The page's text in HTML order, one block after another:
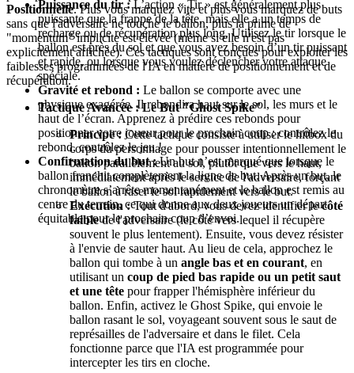
Puissance du tir :L’action « Tir » est généralement plus
puissante que la frappe de la tête, mais elle a un temps de
recharge ou de récupération plus long. Utilisez le tir lorsque le
ballon est près du sol et que vous avez besoin d’un tir puissant
et rapide, ou lorsque vous voulez déclencher votre attaque
spéciale.
Gravité et rebond : Le ballon se comporte avec une
physique exagérée. Il rebondira haut sur le sol, les murs et le
haut de l’écran. Apprenez à prédire ces rebonds pour
positionner votre joueur pour le prochain coup : contrôlez le
rebond, contrôlez le jeu !
Confirmation du but :Un but n’est marqué que lorsque le
ballon franchit complètement la ligne de but. Après un but, le
chronomètre s’arrête momentanément et le ballon est remis au
centre du terrain, ce qui donne aux deux joueurs un départ
équitable pour le prochain coup d’envoi.
Positionnelle. Plus vous marquez vite et plus vous marquez de buts
sans que l'adversaire ne touche le ballon, plus la prime de
"momentum" implicite est élevée (même si elle n'est pas
explicitement affichée). Ces tactiques sont conçues pour exploiter les
faiblesses programmées de l'IA en matière de positionnement et de
récupération.
Tactique Avancée : Le But "Ghost Spike"
Principe : Cette tactique consiste à utiliser le hitbox du
corps du personnage pour pousser intentionnellement le
ballon parallèlement au sol, plutôt que vers le haut,
immédiatement après le service de l'adversaire, forçant
le ballon à raser le sol rapidement vers le but.
Exécution :Tout d'abord, vous devez identifier lecôté
faiblede l'adversaire (le côté vers lequel il récupère
souvent le plus lentement). Ensuite, vous devez résister
à l'envie de sauter haut. Au lieu de cela, approchez le
ballon qui tombe à un angle bas et en courant, en
utilisant un coup de pied bas rapide ou un petit saut
et une tête pour frapper l'hémisphère inférieur du
ballon. Enfin, activez le Ghost Spike, qui envoie le
ballon rasant le sol, voyageant souvent sous le saut de
représailles de l'adversaire et dans le filet. Cela
fonctionne parce que l'IA est programmée pour
intercepter les tirs en cloche.